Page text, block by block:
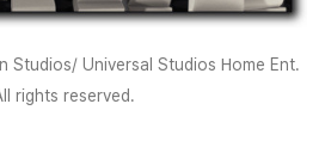
Studios/ Universal Studios Home Ent.
rights reserved.